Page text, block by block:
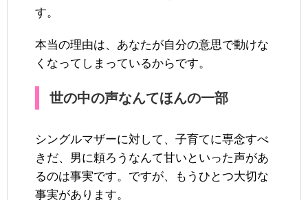
す。
本当の理由は、あなたが自分の意思で動けな
くなってしまっているからです。
世の中の声なんてほんの一部
シングルマザーに対して、子育てに専念すべ
きだ、男に頼ろうなんて甘いといった声があ
るのは事実です。ですが、もうひとつ大切な
事実があります。